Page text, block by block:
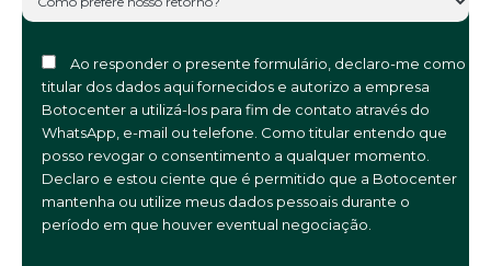
Ao responder o presente formulário, declaro-me como
titular dos dados aqui fornecidos e autorizo a empresa
Botocenter a utilizá-los para fim de contato através do
WhatsApp, e-mail ou telefone. Como titular entendo que
posso revogar o consentimento a qualquer momento.
Declaro e estou ciente que é permitido que a Botocenter
mantenha ou utilize meus dados pessoais durante o
período em que houver eventual negociação.